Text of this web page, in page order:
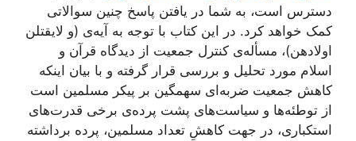
دسترس است، به شما در یافتن پاسخ چنین سوالاتی
کمک خواهد کرد. در این کتاب با توجه به آیه‌ی (و لایقتلن
اولادهن)، مسأله‌ی کنترل جمعیت از دیدگاه قرآن و
اسلام مورد تحلیل و بررسی قرار گرفته و با بیان اینکه
کاهش جمعیت ضربه‌ای سهمگین بر پیکر مسلمین است
از توطئه‌ها و سیاست‌های پشت پرده‌ی برخی قدرت‌های
استکباری، در جهت کاهشِ تعداد مسلمین، پرده برداشته‌